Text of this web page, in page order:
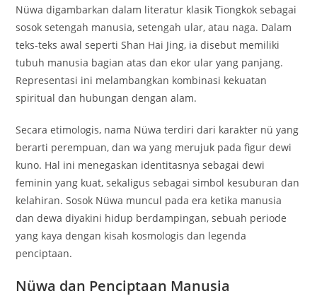
Nüwa digambarkan dalam literatur klasik Tiongkok sebagai
sosok setengah manusia, setengah ular, atau naga. Dalam
teks-teks awal seperti Shan Hai Jing, ia disebut memiliki
tubuh manusia bagian atas dan ekor ular yang panjang.
Representasi ini melambangkan kombinasi kekuatan
spiritual dan hubungan dengan alam.
Secara etimologis, nama Nüwa terdiri dari karakter nü yang
berarti perempuan, dan wa yang merujuk pada figur dewi
kuno. Hal ini menegaskan identitasnya sebagai dewi
feminin yang kuat, sekaligus sebagai simbol kesuburan dan
kelahiran. Sosok Nüwa muncul pada era ketika manusia
dan dewa diyakini hidup berdampingan, sebuah periode
yang kaya dengan kisah kosmologis dan legenda
penciptaan.
Nüwa dan Penciptaan Manusia